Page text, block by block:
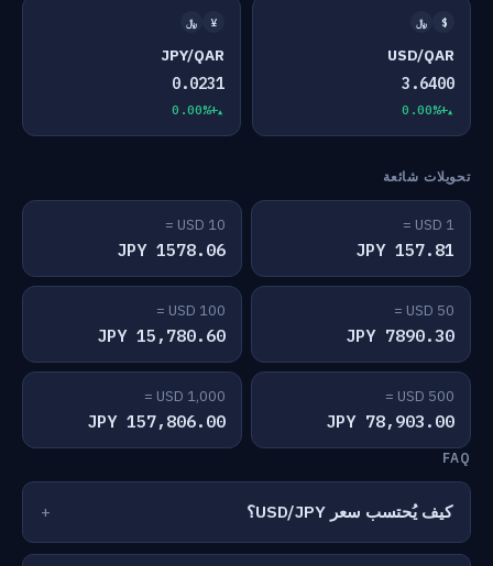
$ ﷼
USD/QAR
3.6400
+0.00%
¥ ﷼
JPY/QAR
0.0231
+0.00%
تحويلات شائعة
1 USD =
157.81 JPY
10 USD =
1578.06 JPY
50 USD =
7890.30 JPY
100 USD =
15,780.60 JPY
500 USD =
78,903.00 JPY
1,000 USD =
157,806.00 JPY
FAQ
كيف يُحتسب سعر USD/JPY؟